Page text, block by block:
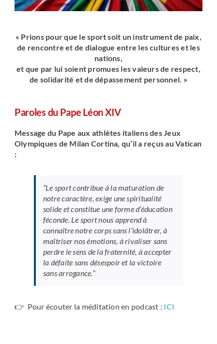
« Prions pour que le sport soit un instrument de paix,
de rencontre et de dialogue entre les cultures et les
nations,
et que par lui soient promues les valeurs de respect,
de solidarité et de dépassement personnel. »
Paroles du Pape Léon XIV
Message du Pape aux athlètes italiens des Jeux
Olympiques de Milan Cortina, qu’il a reçus au Vatican
:
“Le sport contribue à la maturation de
notre caractère, exige une spiritualité
solide et constitue une forme d’éducation
féconde. Le sport nous apprend à
connaître notre corps sans l’idolâtrer, à
maîtriser nos émotions, à rivaliser sans
perdre le sens de la fraternité, à accepter
la défaite sans désespoir et la victoire
sans arrogance.”
👉 Pour écouter la méditation en podcast : ICI